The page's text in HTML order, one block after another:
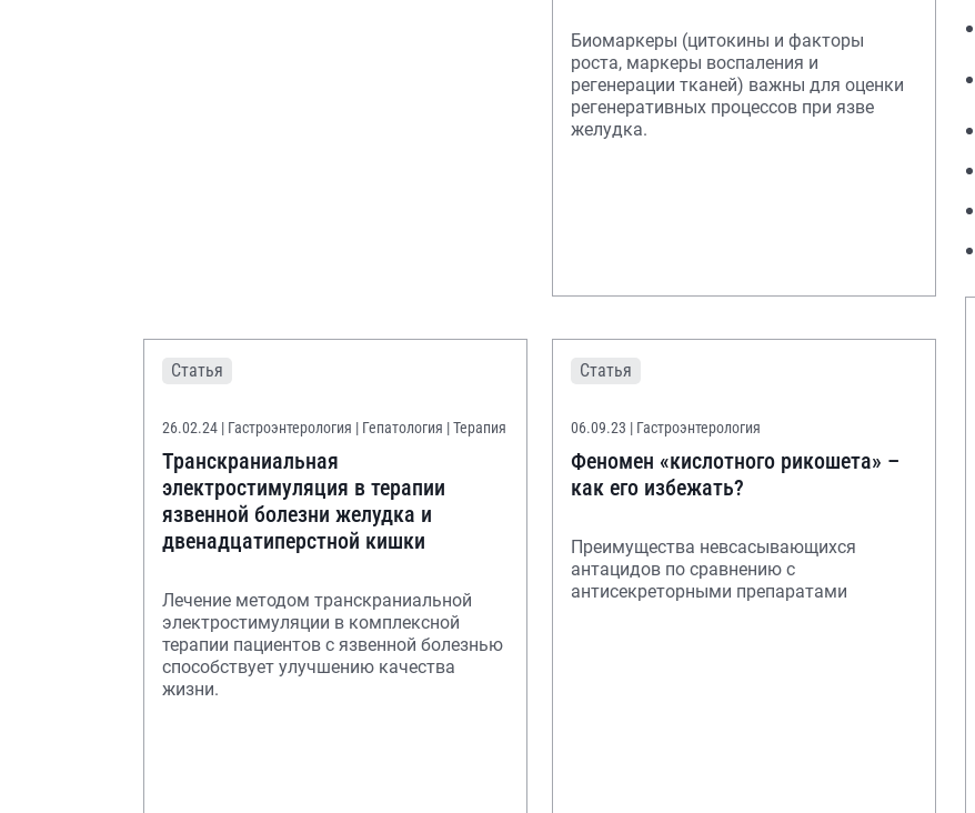
Биомаркеры (цитокины и факторы
роста, маркеры воспаления и
регенерации тканей) важны для оценки
регенеративных процессов при язве
желудка.
Статья
26.02.24 | Гастроэнтерология | Гепатология | Терапия
Транскраниальная
электростимуляция в терапии
язвенной болезни желудка и
двенадцатиперстной кишки
Лечение методом транскраниальной
электростимуляции в комплексной
терапии пациентов с язвенной болезнью
способствует улучшению качества
жизни.
Статья
06.09.23 | Гастроэнтерология
Феномен «кислотного рикошета» –
как его избежать?
Преимущества невсасывающихся
антацидов по сравнению с
антисекреторными препаратами